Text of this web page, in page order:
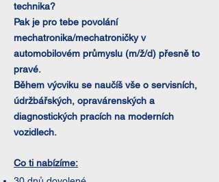
technika?
Pak je pro tebe povolání
mechatronika/mechatroničky v
automobilovém průmyslu (m/ž/d) přesně to
pravé.
Během výcviku se naučíš vše o servisních,
údržbářských, opravárenských a
diagnostických pracích na moderních
vozidlech.
Co ti nabízíme: